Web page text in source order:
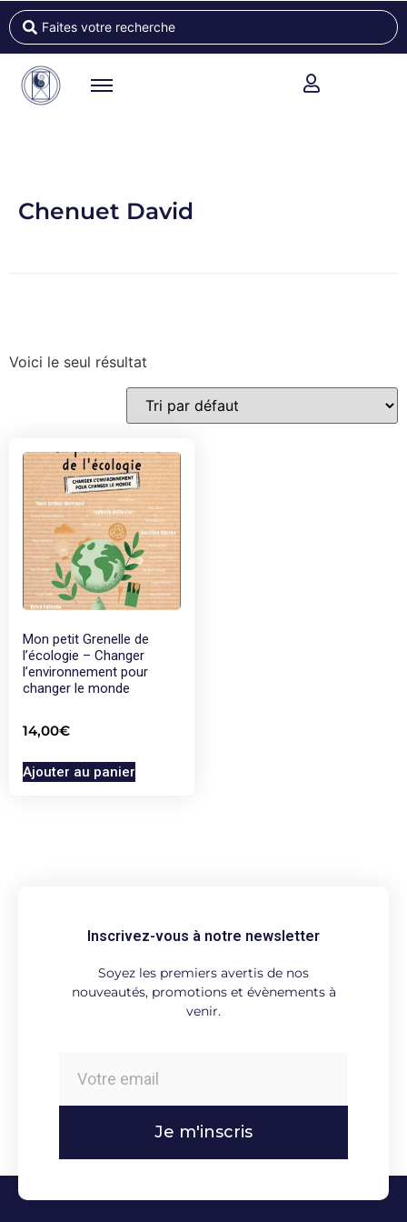
Chenuet David
Voici le seul résultat
Mon petit Grenelle de
l’écologie – Changer
l’environnement pour
changer le monde
14,00€
Ajouter au panier
Inscrivez-vous à notre newsletter
Soyez les premiers avertis de nos
nouveautés, promotions et évènements à
venir.
Je m'inscris